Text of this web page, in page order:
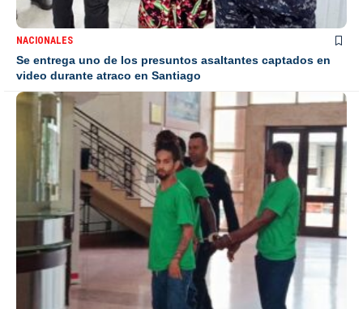
NACIONALES
Se entrega uno de los presuntos asaltantes captados en
video durante atraco en Santiago